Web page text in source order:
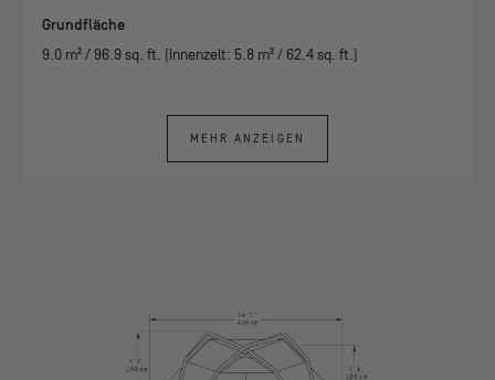
Grundfläche
9.0 m² / 96.9sq. ft. (Innenzelt: 5.8 m² / 62.4sq. ft.)
MEHR ANZEIGEN